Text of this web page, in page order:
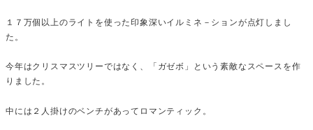
１７万個以上のライトを使った印象深いイルミネ－ションが点灯しまし
た。
今年はクリスマスツリーではなく、「ガゼボ」という素敵なスペースを作
りました。
中には２人掛けのベンチがあってロマンティック。